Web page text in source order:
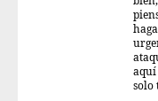
aquí
solo